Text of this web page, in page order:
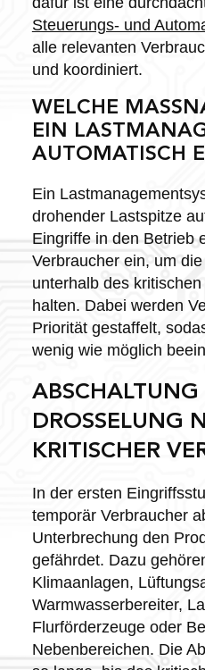
Steuerungs- und
alle relevanten
und koordiniert.
WELCHE
IN
UTOMATISCH
Ein
drohender Lastspitze
Eingriffe in den Betrieb
Verbraucher ein, um
unterhalb des
halten. Dabei werden
Priorität gestaffelt,
wenig wie möglich
DROSSELUNG
KRITISCHER
In der ersten
temporär Verbraucher
Unterbrechung den
gefährdet. Dazu
Klimaanlagen,
Warmwasserbereiter,
Flurförderzeuge oder
Nebenbereichen. Die